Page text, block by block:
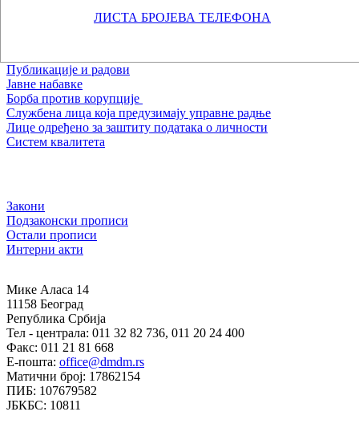
Питања и одговори
Публикације и радови
Јавне набавке
Борба против корупције
Службена лица која предузимају управне радње
Лице одређено за заштиту података о личности
Систем квалитета
Закони
Подзаконски прописи
Остали прописи
Интерни акти
Мике Аласа 14
11158 Београд
Република Србија
Тел - централа: 011 32 82 736, 011 20 24 400
Факс: 011 21 81 668
Е-пошта: office@dmdm.rs
Матични број: 17862154
ПИБ: 107679582
ЈБКБС: 10811
ЛИСТА БРОЈЕВА ТЕЛЕФОНА